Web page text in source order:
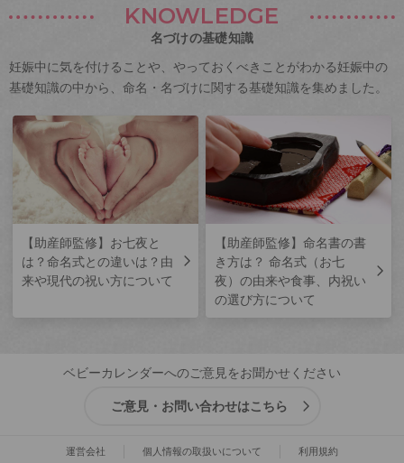
KNOWLEDGE
名づけの基礎知識
妊娠中に気を付けることや、やっておくべきことがわかる妊娠中の
基礎知識の中から、命名・名づけに関する基礎知識を集めました。
【助産師監修】お七夜と
は？命名式との違いは？由
来や現代の祝い方について
【助産師監修】命名書の書
き方は？ 命名式（お七
夜）の由来や食事、内祝い
の選び方について
ベビーカレンダーへのご意見をお聞かせください
ご意見・お問い合わせはこちら
運営会社 個人情報の取扱いについて 利用規約